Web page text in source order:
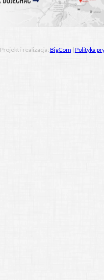
Projekt i realizacja: BigCom | Polityka